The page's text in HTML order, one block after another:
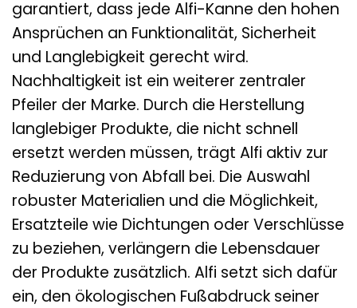
garantiert, dass jede Alfi-Kanne den hohen
Ansprüchen an Funktionalität, Sicherheit
und Langlebigkeit gerecht wird.
Nachhaltigkeit ist ein weiterer zentraler
Pfeiler der Marke. Durch die Herstellung
langlebiger Produkte, die nicht schnell
ersetzt werden müssen, trägt Alfi aktiv zur
Reduzierung von Abfall bei. Die Auswahl
robuster Materialien und die Möglichkeit,
Ersatzteile wie Dichtungen oder Verschlüsse
zu beziehen, verlängern die Lebensdauer
der Produkte zusätzlich. Alfi setzt sich dafür
ein, den ökologischen Fußabdruck seiner